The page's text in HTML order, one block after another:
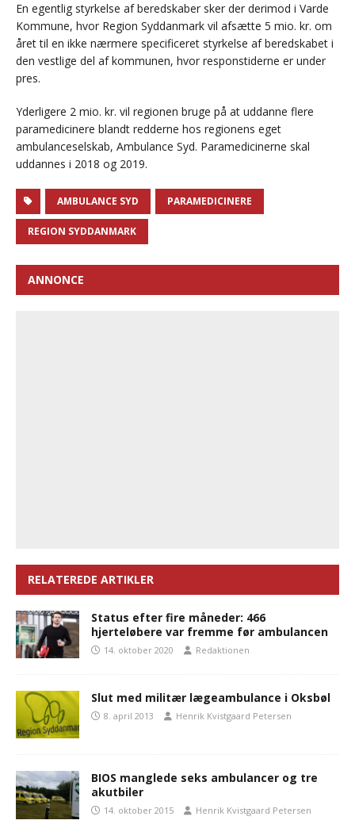
En egentlig styrkelse af beredskaber sker der derimod i Varde
Kommune, hvor Region Syddanmark vil afsætte 5 mio. kr. om
året til en ikke nærmere specificeret styrkelse af beredskabet i
den vestlige del af kommunen, hvor responstiderne er under
pres.
Yderligere 2 mio. kr. vil regionen bruge på at uddanne flere
paramedicinere blandt redderne hos regionens eget
ambulanceselskab, Ambulance Syd. Paramedicinerne skal
uddannes i 2018 og 2019.
AMBULANCE SYD PARAMEDICINERE
REGION SYDDANMARK
ANNONCE
RELATEREDE ARTIKLER
Status efter fire måneder: 466
hjerteløbere var fremme før ambulancen
14. oktober 2020 Redaktionen
Slut med militær lægeambulance i Oksbøl
8. april 2013 Henrik Kvistgaard Petersen
BIOS manglede seks ambulancer og tre
akutbiler
14. oktober 2015 Henrik Kvistgaard Petersen